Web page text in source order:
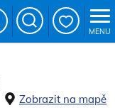
Zobrazit na mapě
MENU